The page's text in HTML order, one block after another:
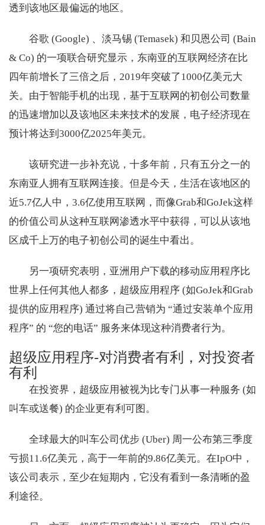
透到该地区最偏远的地区。
谷歌 (Google) 、淡马锡 (Temasek) 和贝恩公司 (Bain
& Co) 的一项联合研究显示，东南亚的互联网经济在比
四年前增长了三倍之后，2019年突破了1000亿美元大
关。由于智能手机的出现，基于互联网的初创公司数量
的迅速增加以及该地区未来技术的发展，电子经济现在
预计将达到3000亿2025年美元。
该研究进一步补充说，十多年前，只有五分之一的
东南亚人拥有互联网连接。但是今天，生活在该地区的
近5.7亿人中，3.6亿使用互联网，而像Grab和GoJek这样
的价值公司从这种互联网渗透水平中获得，可以从该地
区成千上万的电子初创公司的诞生中看出。
另一项研究表明，亚洲用户下载的移动应用程序比
世界上任何其他人都多，超级应用程序 (如GoJek和Grab
提供的应用程序) 通过将自己营销为 “通过安装单个应用
程序” 的 “您的电话” 服务来体现这种消费者行为。
超级应用程序-对消费者有利，对投资者
有利
在投资界，超级应用被视为比专门从事一种服务 (如
叫车或送餐) 的企业更有利可图。
全球最大的叫车公司优步 (Uber) 周一公布第三季度
亏损11.6亿美元，高于一年前的9.86亿美元。在IpO中，
该公司表示，至少在短期内，它没有看到一条清晰的盈
利途径。